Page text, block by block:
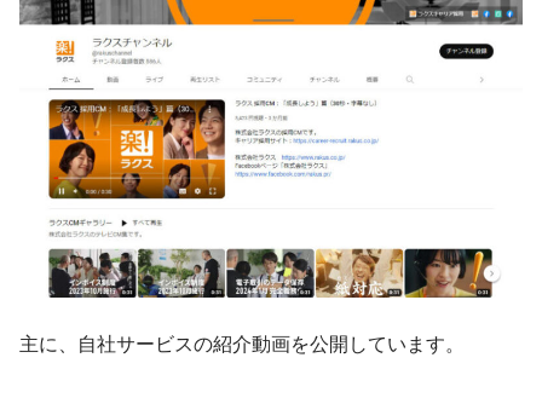
主に、自社サービスの紹介動画を公開しています。